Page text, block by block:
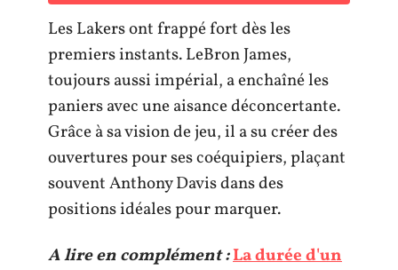
Les Lakers ont frappé fort dès les
premiers instants. LeBron James,
toujours aussi impérial, a enchaîné les
paniers avec une aisance déconcertante.
Grâce à sa vision de jeu, il a su créer des
ouvertures pour ses coéquipiers, plaçant
souvent Anthony Davis dans des
positions idéales pour marquer.
A lire en complément :La durée d'un